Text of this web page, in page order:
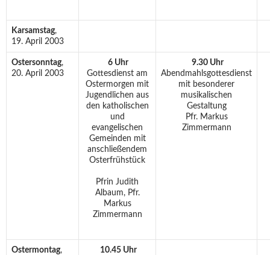
Karsamstag,
19. April 2003
Ostersonntag,
20. April 2003
6 Uhr
Gottesdienst am
Ostermorgen mit
Jugendlichen aus
den katholischen
und
evangelischen
Gemeinden mit
anschließendem
Osterfrühstück
Pfrin Judith
Albaum, Pfr.
Markus
Zimmermann
9.30 Uhr
Abendmahlsgottesdienst
mit besonderer
musikalischen
Gestaltung
Pfr. Markus
Zimmermann
Ostermontag,
10.45 Uhr